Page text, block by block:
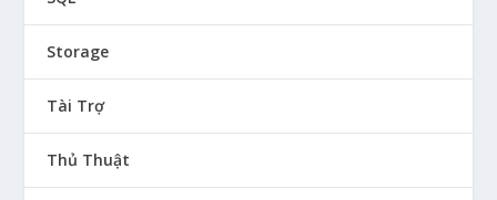
Storage
Tài Trợ
Thủ Thuật